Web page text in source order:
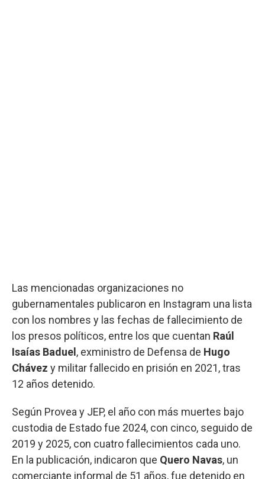
Las mencionadas organizaciones no
gubernamentales publicaron en Instagram una lista
con los nombres y las fechas de fallecimiento de
los presos políticos, entre los que cuentan Raúl
Isaías Baduel , exministro de Defensa de Hugo
Chávez y militar fallecido en prisión en 2021, tras
12 años detenido.
Según Provea y JEP, el año con más muertes bajo
custodia de Estado fue 2024, con cinco, seguido de
2019 y 2025, con cuatro fallecimientos cada uno.
En la publicación, indicaron que Quero Navas, un
comerciante informal de 51 años, fue detenido en